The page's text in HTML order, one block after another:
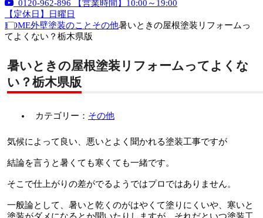
0120-962-896
【営業時間】10:00～19:00
【定休日】日曜日
HOME外壁塗装のこと その他暑いときの屋根塗装リフォームっ
てよくない？栃木県版
暑いときの屋根塗装リフォームってよくな
い？栃木県版
カテゴリー： その他
気候によって良い、悪いとよく聞かれる塗装工事ですが
結論を言うと暑くても寒くても一緒です。
そこで仕上がりの差がでるようではプロではありません。
一般論として、暑いと乾くのがはやくて塗りにくいや、寒いと